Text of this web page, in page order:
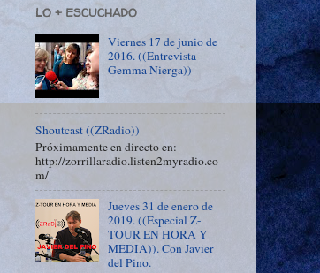
LO + ESCUCHADO
Viernes 17 de junio de
2016. ((Entrevista
Gemma Nierga))
Shoutcast ((ZRadio))
Próximamente en directo en:
http://zorrillaradio.listen2myradio.co
m/
Jueves 31 de enero de
2019. ((Especial Z-
TOUR EN HORA Y
MEDIA)). Con Javier
del Pino.